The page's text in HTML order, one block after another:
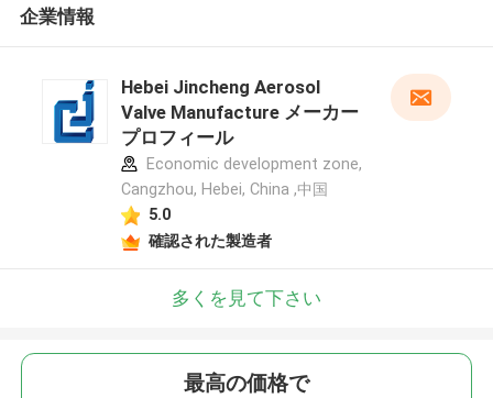
企業情報
Hebei Jincheng Aerosol
Valve Manufacture メーカー
プロフィール
Economic development zone,
Cangzhou, Hebei, China ,中国
5.0
確認された製造者
多くを見て下さい
最高の価格で